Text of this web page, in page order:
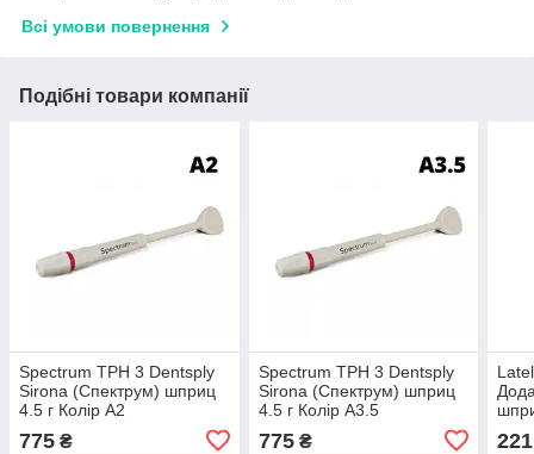
Всі умови повернення
Подібні товари компанії
Spectrum TPH 3 Dentsply
Sirona (Спектрум) шприц
4.5 г Колір А2
775 ₴
Spectrum TPH 3 Dentsply
Sirona (Спектрум) шприц
4.5 г Колір А3.5
775₴ 221